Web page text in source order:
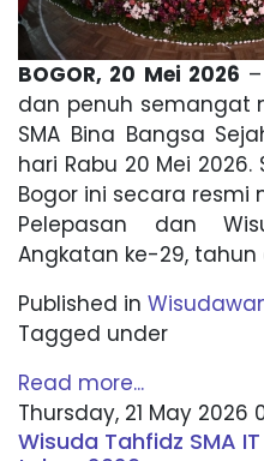
BOGOR, 20 Mei 2026
dan penuh semangat
SMA Bina Bangsa
hari Rabu 20 Mei
Bogor ini secara resmi
Pelepasan dan
Angkatan ke-29, tahun
Published in
Tagged under
Read more...
Thursday, 21 May 2026
Wisuda Tahfidz SMA